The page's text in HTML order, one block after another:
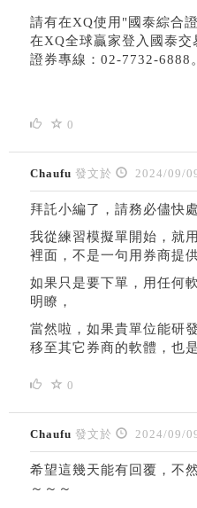
請有在XQ使用"國泰綜合
在XQ全球贏家登入國泰
證券專線：02-7732-6888
0
Chaufu 發文於 2024/09/
拜託小編了，請務必儘快
我從練習模擬單開始，就
裡面，不是一句用券商提
如果只是要下單，用任何
明瞭，
當然啦，如果貴單位能研
移至其它券商的軟體，也
0
Chaufu 發文於 2024/09/
希望這幾天能有回覆，不
～～～